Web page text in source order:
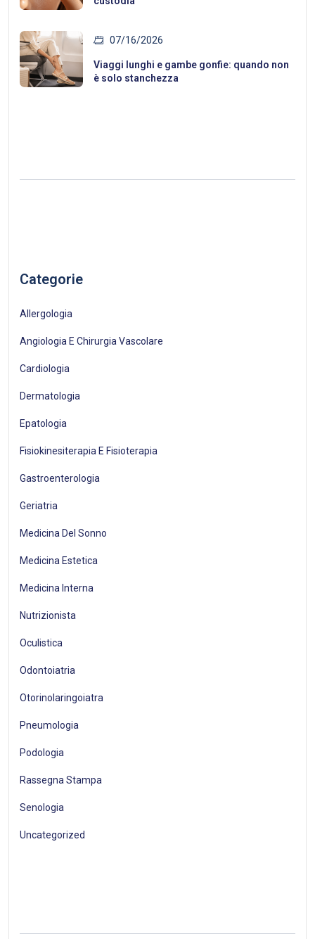
07/16/2026
Viaggi lunghi e gambe gonfie: quando non
è solo stanchezza
Categorie
Allergologia
Angiologia E Chirurgia Vascolare
Cardiologia
Dermatologia
Epatologia
Fisiokinesiterapia E Fisioterapia
Gastroenterologia
Geriatria
Medicina Del Sonno
Medicina Estetica
Medicina Interna
Nutrizionista
Oculistica
Odontoiatria
Otorinolaringoiatra
Pneumologia
Podologia
Rassegna Stampa
Senologia
Uncategorized